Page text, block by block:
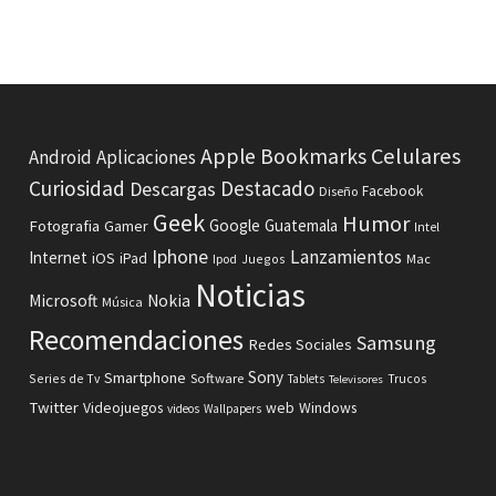
Android Aplicaciones Apple Bookmarks Celulares
Curiosidad Descargas Destacado Diseño Facebook
Fotografia Gamer Geek Google Guatemala Humor Intel
Internet iOS iPad Iphone Ipod Juegos Lanzamientos Mac
Microsoft Música Nokia Noticias
Recomendaciones Redes Sociales Samsung
Series de Tv Smartphone Software Sony Tablets Televisores Trucos
Twitter Videojuegos videos Wallpapers web Windows